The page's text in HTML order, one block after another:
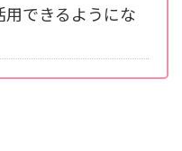
できるようにな